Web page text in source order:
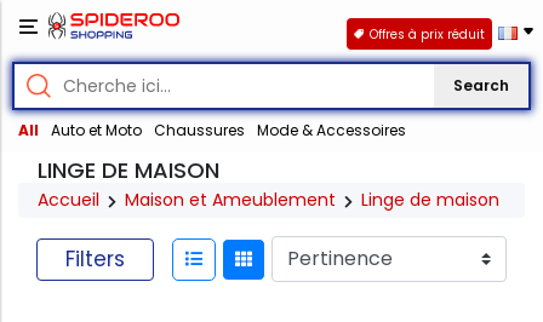
Search
All Auto et Moto Chaussures Mode & Accessoires
Offres à prix réduit
LINGE DE MAISON
Accueil Maison et Ameublement Linge de maison
Filters